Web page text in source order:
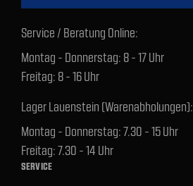
Service / Beratung Online:
Montag - Donnerstag: 8 - 17 Uhr
Freitag: 8 - 16 Uhr
Lager Lauenstein (Warenabholungen):
Montag - Donnerstag: 7.30 - 15 Uhr
Freitag: 7.30 - 14 Uhr
SERVICE